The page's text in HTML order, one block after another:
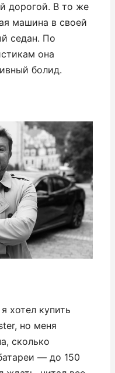
дорогой. В то же
машина в своей
седан. По
она
болид.
хотел купить
но меня
сколько
— до 150